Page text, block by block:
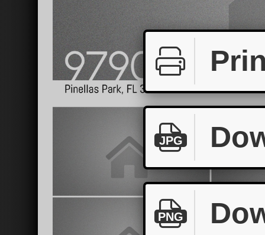
JPG
PNG